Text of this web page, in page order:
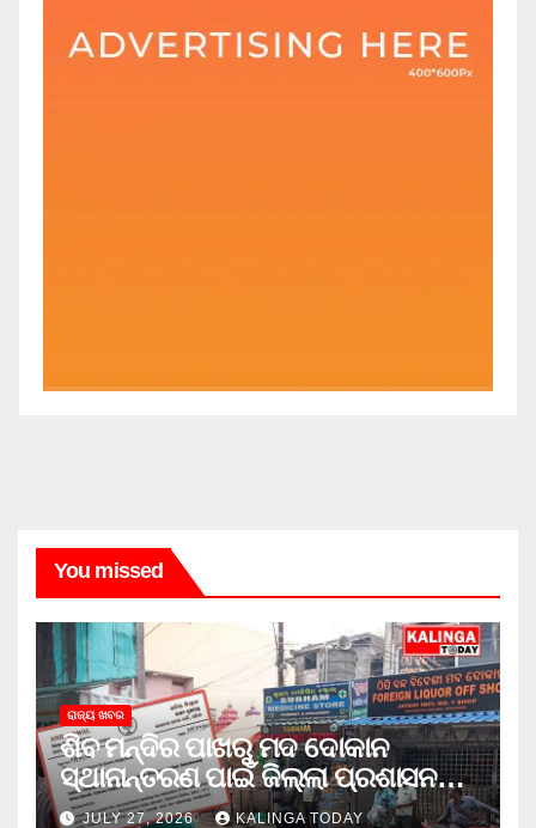
You missed
ରାଜ୍ୟ ଖବର
ଶିବ ମନ୍ଦିର ପାଖରୁ ମଦ ଦୋକାନ
ସ୍ଥାନାନ୍ତରଣ ପାଇଁ ଜିଲ୍ଲା ପ୍ରଶାସନକୁ
ଦାବି କଲେ ଅନିଲ
JULY 27, 2026 KALINGA TODAY